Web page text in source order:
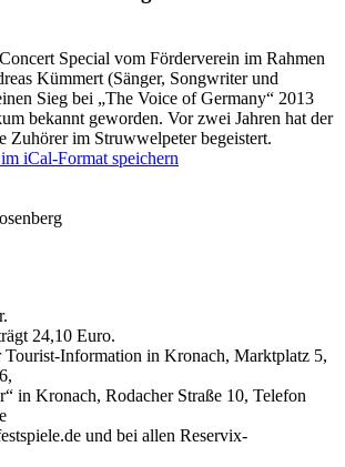
Special vom Förderverein im Rahmen
Kümmert (Sänger, Songwriter und
Sieg bei „The Voice of Germany“ 2013
bekannt geworden. Vor zwei Jahren hat der
Zuhörer im Struwwelpeter begeistert.
iCal-Format speichern
24,10 Euro.
Tourist-Information in Kronach, Marktplatz 5,
in Kronach, Rodacher Straße 10, Telefon
und bei allen Reservix-